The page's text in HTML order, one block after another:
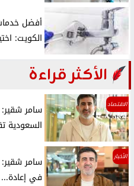
أفضل
الكويت:
الأكثر قراءة
الاقتصاد
سامر
السعودية
الأخبار
سامر شقير:
في إعادة...